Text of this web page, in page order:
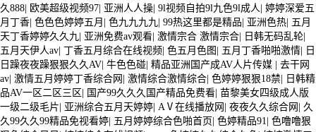
久888| 欧美超级视频97| 亚洲人人操| 9l视频自拍9l九色9l成人 | 婷婷深爱五
月丁香| 色色色婷婷五月 | 色九九九九 | 99热这里都是精品| 亚洲色热| 五月
天丁香婷婷久久九 | 亚洲免费av观看| 激情宗合 激情宗合| 日韩无码乱轮|
五月天伊人av| 丁香五月综合在线视频| 色五月色图 | 五月丁香啪啪激情| 日
日躁夜夜躁狠狠久久AV| 牛色色碰| 精品亚洲国产成AV人片传媒 | 去干网
av| 激情五月婷婷丁香综合网 | 激情综合激情综合| 色婷婷狠狠18禁| 日韩精
品AV一区二区三区| 国产99久久久国产精品免费看| 苗黎美女四级成人版
一级二级毛片| 亚洲综合五月天婷婷| AⅤ在线播放网 | 夜夜久久综合网 | 久
久99久久99精品免视看婷| 五月婷婷综合色啪首页| 色婷精品91 | 色噜噜狠